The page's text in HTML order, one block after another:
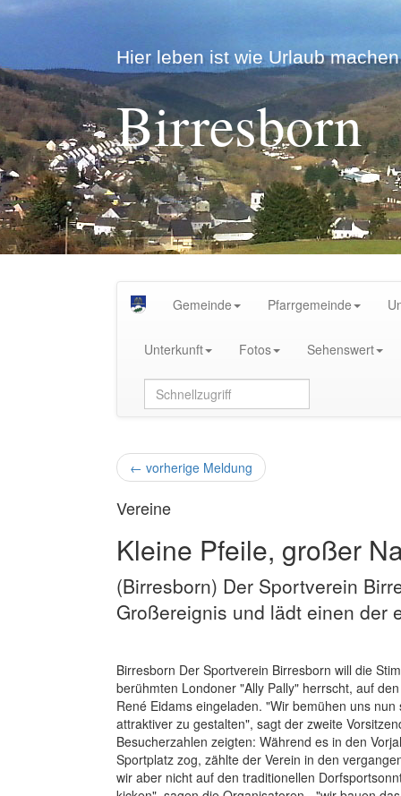
Hier leben ist wie Urlaub
Birresborn
Gemeinde Pfarrgemeinde
Unterkunft Fotos Sehenswert
← vorherige Meldung
Vereine
Kleine Pfeile, großer
(Birresborn) Der Sportverein
Großereignis und lädt einen der
Birresborn Der Sportverein Birresborn will die
berühmten Londoner "Ally Pally" herrscht, auf
René Eidams eingeladen. "Wir bemühen uns
attraktiver zu gestalten", sagt der zweite
Besucherzahlen zeigten: Während es in den
Sportplatz zog, zählte der Verein in den
wir aber nicht auf den traditionellen